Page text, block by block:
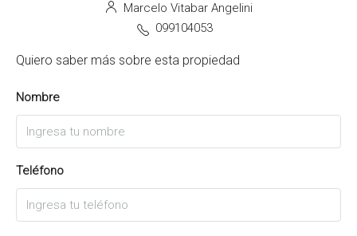
Marcelo Vitabar Angelini
099104053
Quiero saber más sobre esta propiedad
Nombre
Teléfono